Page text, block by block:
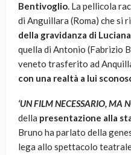
Bentivoglio. La pellicola
di Anguillara (Roma) che si
della gravidanza di Luciana
quella di Antonio (Fabrizio
veneto trasferito ad
con una realtà a lui
‘UN FILM NECESSARIO, MA
della presentazione alla
Bruno ha parlato della
lega allo spettacolo